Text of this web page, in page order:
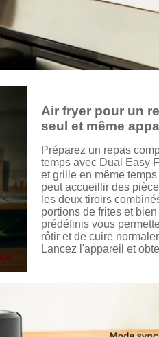
Air fryer pour un
seul et même
Préparez un repas
temps avec Dual Easy
et grille en même
peut accueillir des
les deux tiroirs
portions de frites et
prédéfinis vous
rôtir et de cuire
Lancez l'appareil et